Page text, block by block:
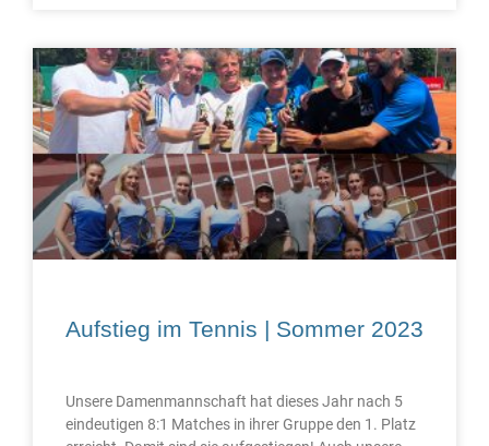
Aufstieg im Tennis | Sommer 2023
Unsere Damenmannschaft hat dieses Jahr nach 5
eindeutigen 8:1 Matches in ihrer Gruppe den 1. Platz